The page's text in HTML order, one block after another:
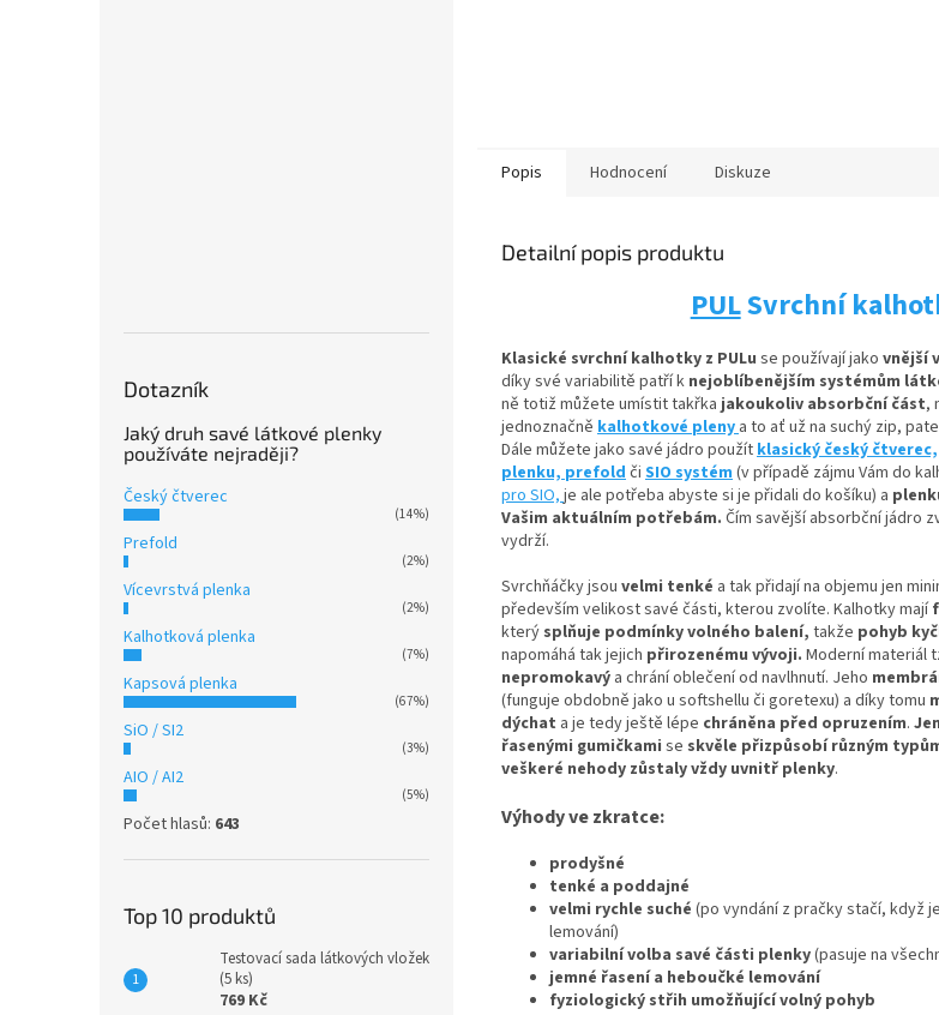
Dotazník
Jaký druh savé látkové plenky
používáte nejraději?
Český čtverec
(14%)
Prefold
(2%)
Vícevrstvá plenka
(2%)
Kalhotková plenka
(7%)
Kapsová plenka
(67%)
SiO / SI2
(3%)
AIO / AI2
(5%)
Počet hlasů: 643
Top 10 produktů
Testovací sada látkových vložek
(5 ks)
769 Kč
Popis Hodnocení Diskuze
Detailní popis produktu
PULSvrchní
Klasické svrchní kalhotky z PULu se používají jako vnější
díky své variabilitě patří k nejoblíbenějším systémům
ně totiž můžete umístittakřkajakoukoliv absorbčníčást,
jednoznačně kalhotkové pleny a to ať už na suchý zip,
Dále můžete jako savé jádro použítklasický český čtverec,
plenku,prefoldči SIO systém(v případě zájmu Vám do
pro SIO,je ale potřeba abyste si je přidali do košíku) a
Vašim aktuálním potřebám. Čím savější absorbční jádro
vydrží.
Svrchňáčky jsou velmi tenké a tak přidají na objemu jen
především velikost savé části, kterou zvolíte. Kalhotky mají
který splňuje podmínky volného balení, takže pohyb
napomáhá tak jejich přirozenému vývoji. Moderní materiál
nepromokavý a chrání oblečení od navlhnutí. Jeho
(funguje obdobně jako u softshellu či goretexu) a díky tomu
dýchat a je tedy ještě lépe chráněna před opruzením.
řasenými gumičkami se skvěle přizpůsobí různým
veškeré nehody zůstaly vždy uvnitř plenky.
Výhody ve zkratce:
prodyšné
tenké a poddajné
velmi rychle suché (po vyndání z pračky stačí, když
lemování)
variabilní volba savé části plenky(pasuje na
jemné řasení a heboučké lemování
fyziologický střih umožňující volný pohyb